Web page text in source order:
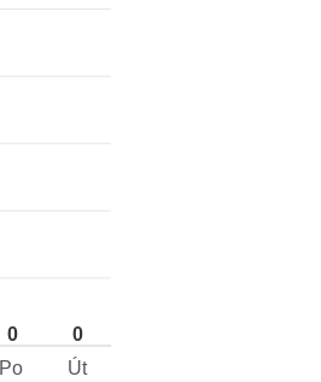
0 0
Po Út